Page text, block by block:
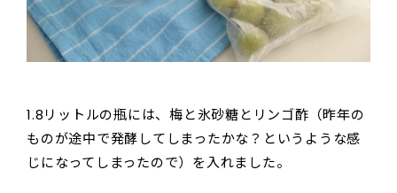
1.8リットルの瓶には、梅と氷砂糖とリンゴ酢（昨年の
ものが途中で発酵してしまったかな？というような感
じになってしまったので）を入れました。